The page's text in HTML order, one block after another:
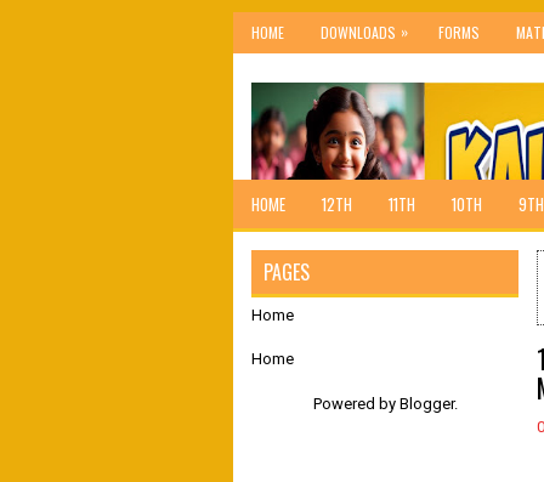
HOME DOWNLOADS » FORMS
HOME 12TH 11TH 10TH 9TH
PAGES
Home
Home
Powered by Blogger.